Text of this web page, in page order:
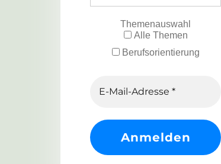
Themenauswahl
Alle Themen
Berufsorientierung